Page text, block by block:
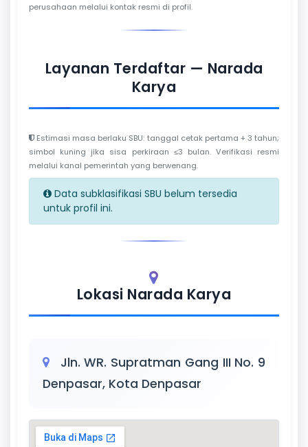
perusahaan melalui kontak resmi di profil.
Layanan Terdaftar — Narada
Karya
Estimasi masa berlaku SBU: tanggal cetak pertama + 3 tahun;
simbol kuning jika sisa perkiraan ≤3 bulan. Verifikasi resmi
melalui kanal pemerintah yang berwenang.
Data subklasifikasi SBU belum tersedia
untuk profil ini.
Lokasi Narada Karya
Jln. WR. Supratman Gang III No. 9
Denpasar, Kota Denpasar